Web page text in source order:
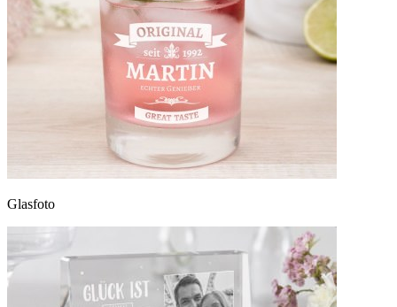
Glasfoto